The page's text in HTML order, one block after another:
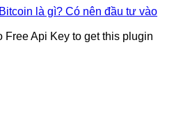
Bitcoin là gì? Có nên đầu tư vào
Free Api Key to get this plugin